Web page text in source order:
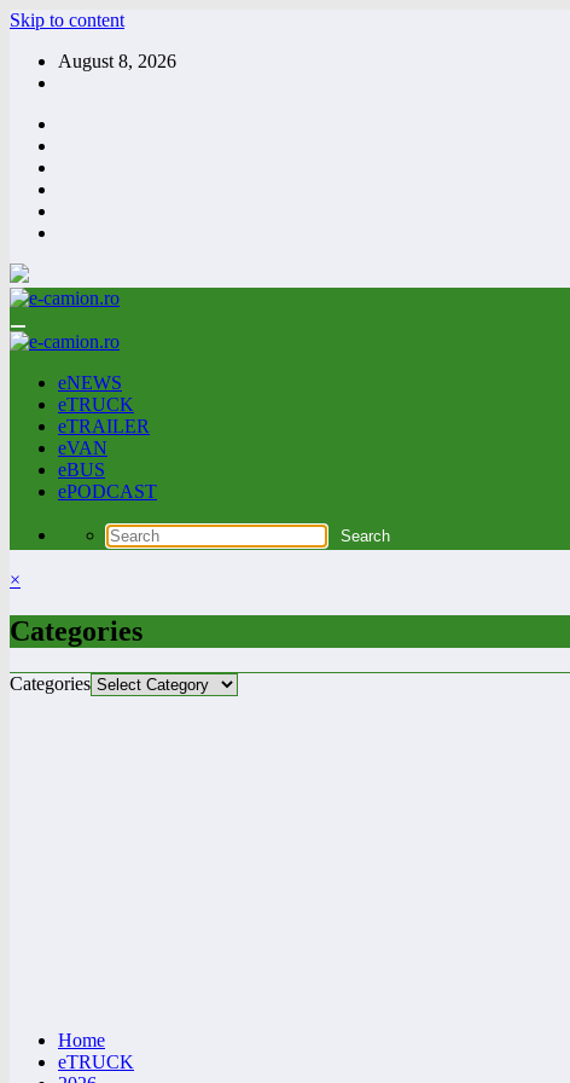
Skip to content
August 8, 2026
eNEWS
eTRUCK
eTRAILER
eVAN
eBUS
ePODCAST
×
Categories
Categories
Home
eTRUCK